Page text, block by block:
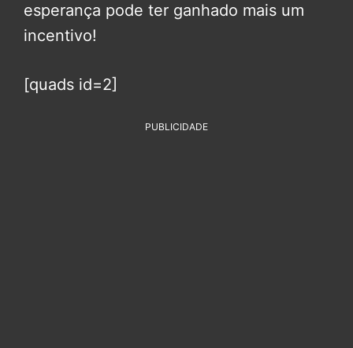
esperança pode ter ganhado mais um
incentivo!
[quads id=2]
PUBLICIDADE